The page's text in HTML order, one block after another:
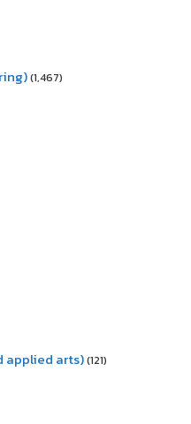
(1,467)
applied arts)(121)